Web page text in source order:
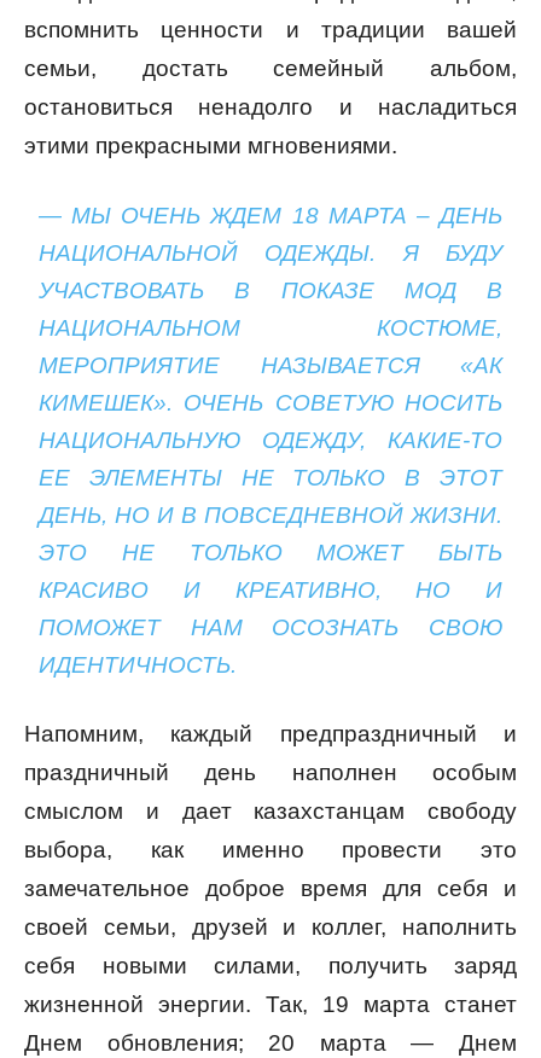
вспомнить ценности и традиции вашей
семьи, достать семейный альбом,
остановиться ненадолго и насладиться
этими прекрасными мгновениями.
— МЫ ОЧЕНЬ ЖДЕМ 18 МАРТА – ДЕНЬ
НАЦИОНАЛЬНОЙ ОДЕЖДЫ. Я БУДУ
УЧАСТВОВАТЬ В ПОКАЗЕ МОД В
НАЦИОНАЛЬНОМ КОСТЮМЕ,
МЕРОПРИЯТИЕ НАЗЫВАЕТСЯ «АК
КИМЕШЕК». ОЧЕНЬ СОВЕТУЮ НОСИТЬ
НАЦИОНАЛЬНУЮ ОДЕЖДУ, КАКИЕ-ТО
ЕЕ ЭЛЕМЕНТЫ НЕ ТОЛЬКО В ЭТОТ
ДЕНЬ, НО И В ПОВСЕДНЕВНОЙ ЖИЗНИ.
ЭТО НЕ ТОЛЬКО МОЖЕТ БЫТЬ
КРАСИВО И КРЕАТИВНО, НО И
ПОМОЖЕТ НАМ ОСОЗНАТЬ СВОЮ
ИДЕНТИЧНОСТЬ.
Напомним, каждый предпраздничный и
праздничный день наполнен особым
смыслом и дает казахстанцам свободу
выбора, как именно провести это
замечательное доброе время для себя и
своей семьи, друзей и коллег, наполнить
себя новыми силами, получить заряд
жизненной энергии. Так, 19 марта станет
Днем обновления; 20 марта — Днем